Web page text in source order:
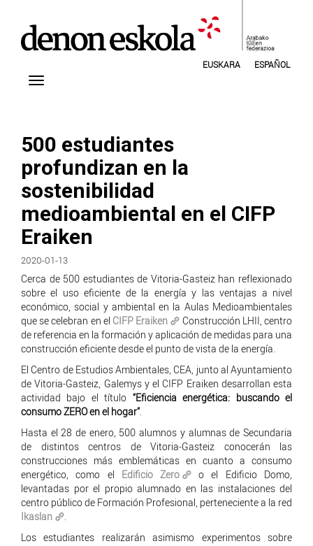
EUSKARA ESPAÑOL
500 estudiantes
profundizan en la
sostenibilidad
medioambiental en el CIFP
Eraiken
2020-01-13
Cerca de 500 estudiantes de Vitoria-Gasteiz han reflexionado
sobre el uso eficiente de la energía y las ventajas a nivel
económico, social y ambiental en la Aulas Medioambientales
que se celebran en el CIFP Eraiken
Construcción LHII, centro
de referencia en la formación y aplicación de medidas para una
construcción eficiente desde el punto de vista de la energía.
El Centro de Estudios Ambientales, CEA, junto al Ayuntamiento
de Vitoria-Gasteiz, Galemys y el CIFP Eraiken desarrollan esta
actividad bajo el título “Eficiencia energética: buscando el
consumo ZERO en el hogar”.
Hasta el 28 de enero, 500 alumnos y alumnas de Secundaria
de distintos centros de Vitoria-Gasteiz conocerán las
construcciones más emblemáticas en cuanto a consumo
energético, como el Edificio Zero
o el Edificio Domo,
levantadas por el propio alumnado en las instalaciones del
centro público de Formación Profesional, perteneciente a la red
Ikaslan
.
Los estudiantes realizarán asimismo experimentos sobre